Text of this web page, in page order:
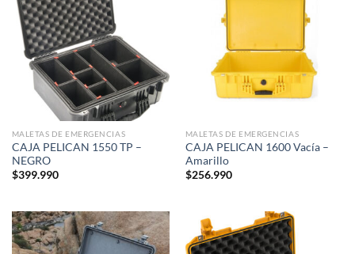
MALETAS DE EMERGENCIAS
CAJA PELICAN 1550 TP –
NEGRO
$399.990
MALETAS DE EMERGENCIAS
CAJA PELICAN 1600 Vacía –
Amarillo
$256.990